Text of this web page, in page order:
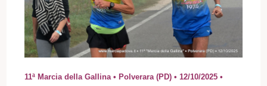
11ª Marcia della Gallina • Polverara (PD) • 12/10/2025 •